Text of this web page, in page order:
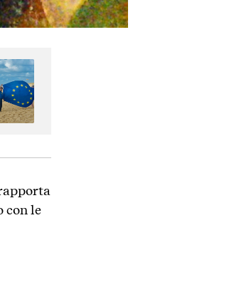
con le